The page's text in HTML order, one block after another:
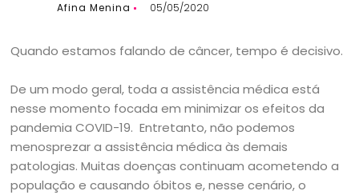
Afina Menina 05/05/2020
Quando estamos falando de câncer, tempo é decisivo.
De um modo geral, toda a assistência médica está
nesse momento focada em minimizar os efeitos da
pandemia COVID-19. Entretanto, não podemos
menosprezar a assistência médica às demais
patologias. Muitas doenças continuam acometendo a
população e causando óbitos e, nesse cenário, o